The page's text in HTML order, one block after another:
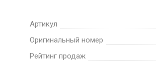
Артикул
Оригинальный номер
Рейтинг продаж